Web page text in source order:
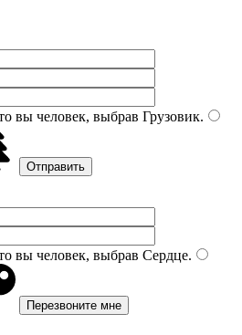
вы человек, выбрав Грузовик.
вы человек, выбрав Сердце.